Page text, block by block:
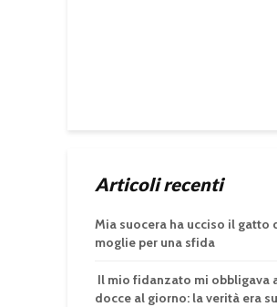
Articoli recenti
Mia suocera ha ucciso il gatto
moglie per una sfida
Il mio fidanzato mi obbligava
docce al giorno: la verità era